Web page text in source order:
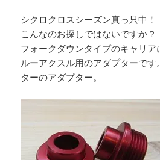
シクロクロスシーズン真っ只中！
こんなのお探しではないですか？
フォークダウンタイプのキャリ
ルーアクスル用のアダプターで
ターのアダプター。